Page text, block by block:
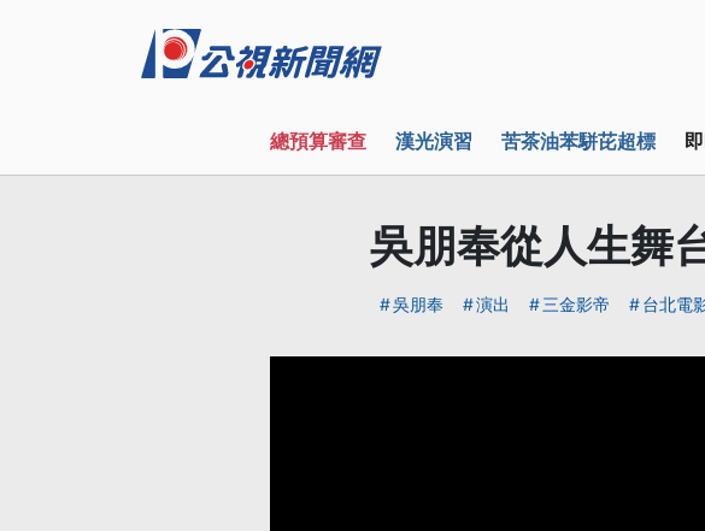
總預算審查 漢光演習 苦茶油苯駢芘超標
吳朋奉從人生舞
吳朋奉 演出 三金影帝 台北電